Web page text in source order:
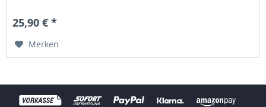
25,90 € *
Merken